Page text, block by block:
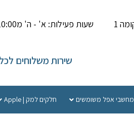
שעות פעילות: א' - ה' מ10:00 עד 18.00 הפסקת צהריים 14.00-15.000
שירות משלוחים
מחשבי אפל משומשים חלקים למק | Apple